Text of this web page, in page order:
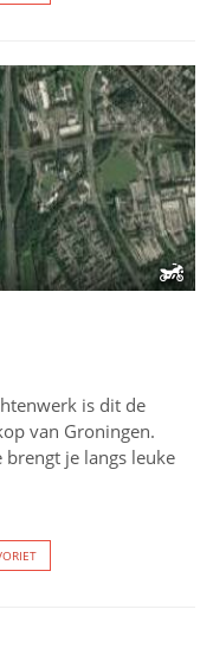
is dit de
van Groningen.
je langs leuke